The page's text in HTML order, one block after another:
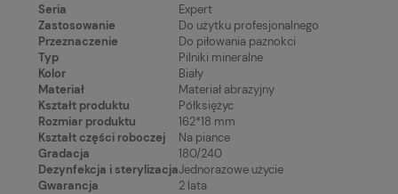
Seria
Expert
Zastosowanie
Do użytku profesjonalnego
Przeznaczenie
Do piłowania paznokci
Typ
Pilniki mineralne
Kolor
Biały
Materiał
Materiał abrazyjny
Kształt produktu
Półksiężyc
Rozmiar produktu
162*18 mm
Kształt części roboczej
Na piance
Gradacja
180/240
Dezynfekcja i sterylizacjaJednorazowe użycie
Gwarancja
2 lata